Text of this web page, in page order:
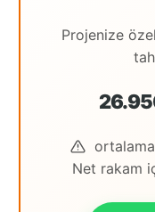
Projenize
Net rakam
Gaziantep
Hatay
Houston